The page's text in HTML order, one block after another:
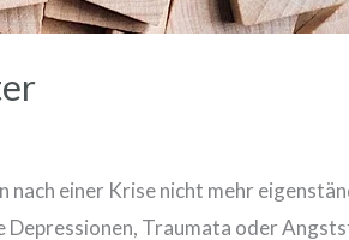
einer Krise nicht mehr
Depressionen, Traumata oder